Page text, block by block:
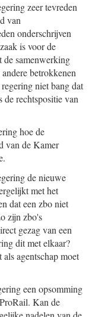
zeer tevreden
van
onderschrijven
is voor de
de samenwerking
betrokkenen
niet bang dat
rechtspositie van
hoe de
van de Kamer
de nieuwe
met het
dat een zbo niet
zijn zbo's
gezag van een
dit met elkaar?
agentschap moet
een opsomming
Kan de